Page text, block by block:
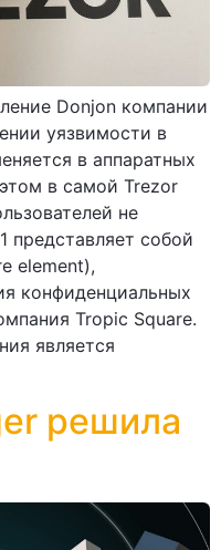
Donjon компании
уязвимости в
в аппаратных
в самой Trezor
не
представляет собой
element),
конфиденциальных
Tropic Square.
является
решила